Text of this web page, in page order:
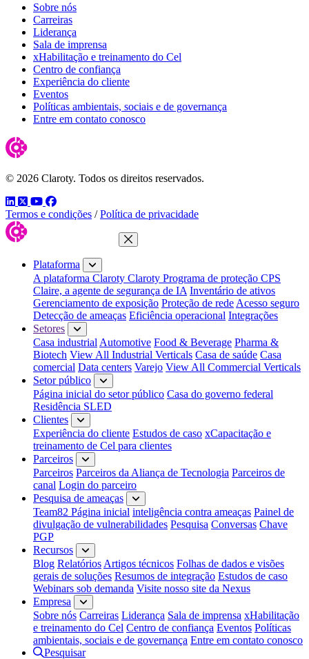
Sobre nós
Carreiras
Liderança
Sala de imprensa
xHabilitação e treinamento do Cel
Centro de confiança
Experiência do cliente
Eventos
Políticas ambientais, sociais e de governança
Entre em contato conosco
© 2026 Claroty. Todos os direitos reservados.
LinkedIn
TwitterYouTube
Facebook
Termos e condições / Política de privacidade
Fechar menu
Plataforma
A plataforma Claroty Claroty Programa de proteção CPS
Claire, a agente de segurança de IA Inventário de ativos
Gerenciamento de exposição Proteção de rede Acesso seguro
Detecção de ameaças Eficiência operacional Integrações
Setores
Casa industrial Automotive Food & Beverage Pharma &
Biotech View All Industrial Verticals Casa de saúde Casa
comercial Data centers Varejo View All Commercial Verticals
Setor público
Página inicial do setor público Casa do governo federal
Residência SLED
Clientes
Experiência do cliente Estudos de caso xCapacitação e
treinamento de Cel para clientes
Parceiros
Parceiros Parceiros da Aliança de Tecnologia Parceiros de
canal Login do parceiro
Pesquisa de ameaças
Team82 Página inicial inteligência contra ameaças Painel de
divulgação de vulnerabilidades Pesquisa Conversas Chave
PGP
Recursos
Blog Relatórios Artigos técnicos Folhas de dados e visões
gerais de soluções Resumos de integração Estudos de caso
Webinars sob demanda Visite nosso site da Nexus
Empresa
Sobre nós Carreiras Liderança Sala de imprensa xHabilitação
e treinamento do Cel Centro de confiança Eventos Políticas
ambientais, sociais e de governança Entre em contato conosco
Pesquisar